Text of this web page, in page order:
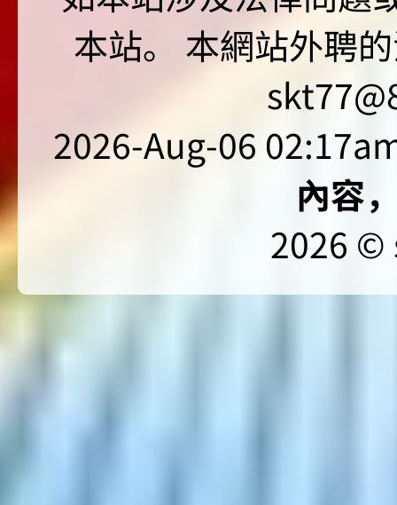
本站。 本網站外聘
2026-Aug-06
內容
2026 ©